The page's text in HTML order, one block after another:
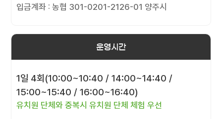
입금계좌 : 농협 301-0201-2126-01 양주시
운영시간
1일 4회(10:00~10:40 / 14:00~14:40 /
15:00~15:40 / 16:00~16:40)
유치원 단체와 중복시 유치원 단체 체험 우선